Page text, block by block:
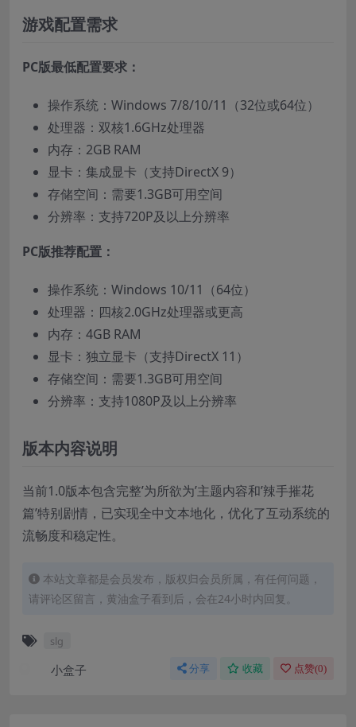
游戏配置需求
PC版最低配置要求：
操作系统：Windows 7/8/10/11（32位或64位）
处理器：双核1.6GHz处理器
内存：2GB RAM
显卡：集成显卡（支持DirectX 9）
存储空间：需要1.3GB可用空间
分辨率：支持720P及以上分辨率
PC版推荐配置：
操作系统：Windows 10/11（64位）
处理器：四核2.0GHz处理器或更高
内存：4GB RAM
显卡：独立显卡（支持DirectX 11）
存储空间：需要1.3GB可用空间
分辨率：支持1080P及以上分辨率
版本内容说明
当前1.0版本包含完整’为所欲为’主题内容和’辣手摧花
篇’特别剧情，已实现全中文本地化，优化了互动系统的
流畅度和稳定性。
本站文章都是会员发布，版权归会员所属，有任何问题，
请评论区留言，黄油盒子看到后，会在24小时内回复。
slg
小盒子 分享 收藏 点赞(0)